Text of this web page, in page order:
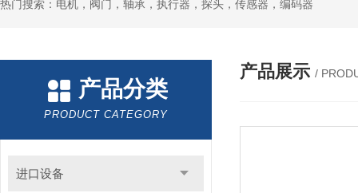
热门搜索：电机，阀门，轴承，执行器，探头，传感器，编码器
产品分类
PRODUCT CATEGORY
进口设备
产品展示 /